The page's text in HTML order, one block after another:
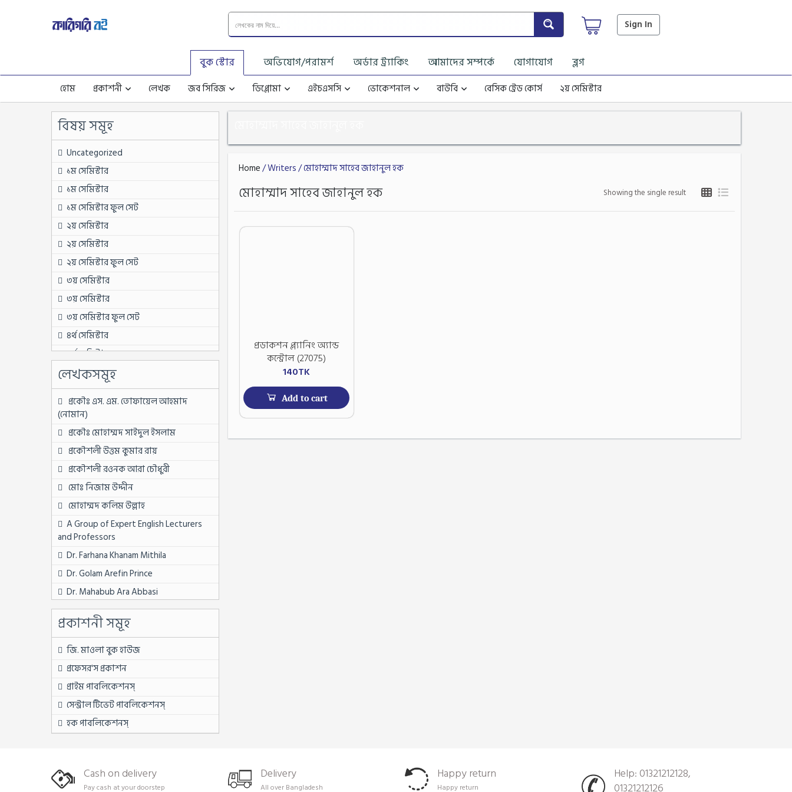
Sign In
বুক স্টোর অভিযোগ/পরামর্শ অর্ডার ট্র্যাকিং আমাদের সম্পর্কে যোগাযোগ ব্লগ
হোম প্রকাশনী লেখক জব সিরিজ ডিপ্লোমা এইচএসসি ভোকেশনাল বাউবি বেসিক ট্রেড কোর্স ২য় সেমিস্টার
বিষয় সমূহ
Uncategorized
১ম সেমিস্টার
১ম সেমিস্টার
১ম সেমিস্টার ফুল সেট
২য় সেমিস্টার
২য় সেমিস্টার
২য় সেমিস্টার ফুল সেট
৩য় সেমিস্টার
৩য় সেমিস্টার
৩য় সেমিস্টার ফুল সেট
৪র্থ সেমিস্টার
৪র্থ সেমিস্টার
৪র্থ সেমিস্টার ফুল সেট
৫ম সেমিস্টার
৫ম সেমিস্টার
৫ম সেমিস্টার ফুল সেট
৬ষ্ঠ সেমিস্টার
৬ষ্ঠ সেমিস্টার
৬ষ্ঠ সেমিস্টার ফুল সেট
৬ষ্ঠ সেমিস্টার ফুল সেট
৭ম সেমিস্টার
৭ম সেমিস্টার
৭ম সেমিস্টার ফুল সেট
BPSC নন ক্যাডার
First Year
MATS
Second Year
Third Year
অন্যান্য চাকরি বিষয়ক
অষ্টম শ্রেণি
উপ সহকারী কৃষি কর্মকর্তা
উপ সহকারী প্রকৌশলী
এইচএসসি
একাদশ শ্রেণি
লেখকসমূহ
প্রকৌঃ এস. এম. তোফায়েল আহমাদ
(নোমান)
প্রকৌঃ মোহাম্মদ সাইদুল ইসলাম
প্রকৌশলী উত্তম কুমার রায়
প্রকৌশলী রওনক আরা চৌধুরী
মোঃ নিজাম উদ্দীন
মোহাম্মদ কলিম উল্লাহ
A Group of Expert English Lecturers
and Professors
Dr. Farhana Khanam Mithila
Dr. Golam Arefin Prince
Dr. Mahabub Ara Abbasi
Dr. Md. Abdul Momen
Dr. Soheli Sultana
Dr. Sukumar Saha
Dr. Sumi Barua
Dr. Syed Md. Kamrul Hossain
Dr. Tazia Rahman Asha
Dr. Zenifar Zakaria
Dr. Zinnatul Ara
Laila Jarin
প্রকাশনী সমূহ
জি. মাওলা বুক হাউজ
প্রফেসর'স প্রকাশন
প্রাইম পাবলিকেশনস্
সেন্ট্রাল টিভেট পাবলিকেশনস্
হক পাবলিকেশনস্
Home/ Writers / মোহাম্মাদ সাহেব জাহানুল হক
মোহাম্মাদ সাহেব জাহানুল হক Showing the single result
প্রডাকশন প্ল্যানিং অ্যান্ড
কন্ট্রোল (27075)
140TK
Add to cart
Cash on delivery
Pay cash at your doorstep
Delivery
All over Bangladesh
Happy return
Happy return
Help: 01321212128,
01321212126